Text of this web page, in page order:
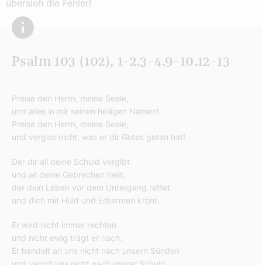
übersieh die Fehler!
Psalm 103 (102), 1–2.3–4.9–10.12–13
Preise den Herrn, meine Seele,
und alles in mir seinen heiligen Namen!
Preise den Herrn, meine Seele,
und vergiss nicht, was er dir Gutes getan hat!
Der dir all deine Schuld vergibt
und all deine Gebrechen heilt,
der dein Leben vor dem Untergang rettet
und dich mit Huld und Erbarmen krönt.
Er wird nicht immer rechten
und nicht ewig trägt er nach.
Er handelt an uns nicht nach unsern Sünden